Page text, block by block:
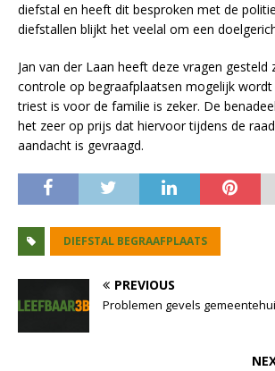
diefstal en heeft dit besproken met de
diefstallen blijkt het veelal om een
Jan van der Laan heeft deze vragen gesteld
controle op begraafplaatsen mogelijk
triest is voor de familie is zeker. De
het zeer op prijs dat hiervoor tijdens de
aandacht is gevraagd.
DIEFSTAL BEGRAAFPLAATS
PREVIOUS
Problemen gevels